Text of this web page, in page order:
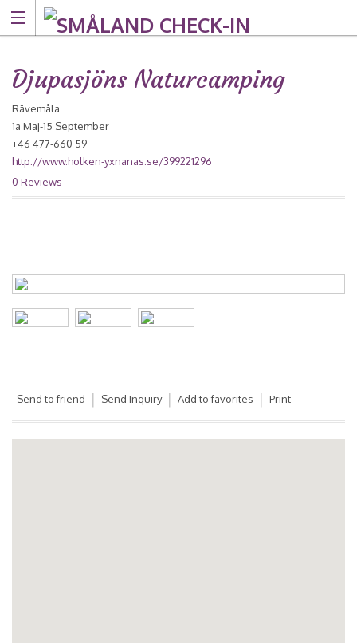
Djupasjöns Naturcamping
Rävemåla
1a Maj-15 September
+46 477-660 59
http://www.holken-yxnanas.se/399221296
0 Reviews
Send to friend Send Inquiry Add to favorites Print